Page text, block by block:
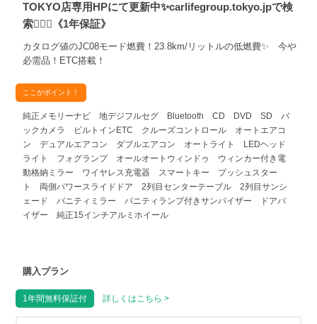
TOKYO店専用HPにて更新中✨carlifegroup.tokyo.jpで検
索🕵️‍♂️🌛《1年保証》
カタログ値のJC08モード燃費！23.8km/リットルの低燃費✨ 今や
必需品！ETC搭載！
ここがポイント！
純正メモリーナビ 地デジフルセグ Bluetooth CD DVD SD バ
ックカメラ ビルトインETC クルーズコントロール オートエアコ
ン デュアルエアコン ダブルエアコン オートライト LEDヘッド
ライト フォグランプ オールオートウィンドゥ ウィンカー付き電
動格納ミラー ワイヤレス充電器 スマートキー プッシュスター
ト 両側パワースライドドア 2列目センターテーブル 2列目サンシ
ェード バニティミラー バニティランプ付きサンバイザー ドアバ
イザー 純正15インチアルミホイール
購入プラン
1年間無料保証付 詳しくはこちら >